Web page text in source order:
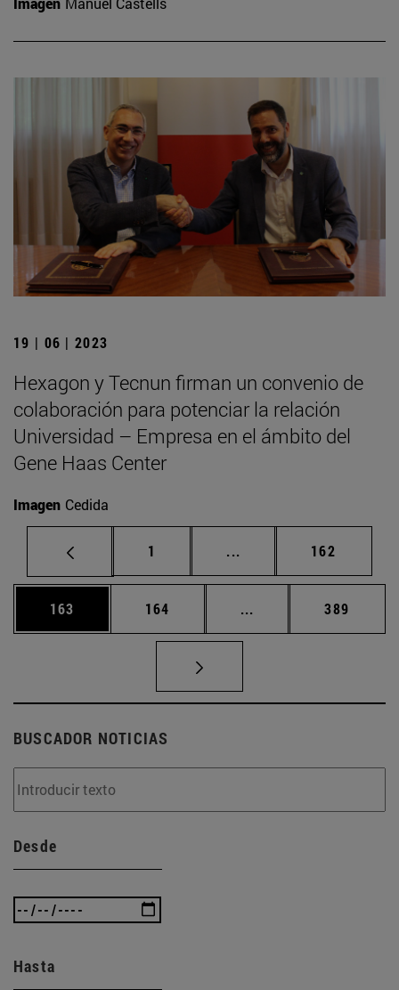
19 | 06 | 2023
Hexagon y Tecnun firman un convenio de
colaboración para potenciar la relación
Universidad – Empresa en el ámbito del
Gene Haas Center
Imagen Cedida
Página
1 ... Páginas intermedias
Página
162
Página
163 Página
164 ... Páginas intermedias
Página
389
BUSCADOR NOTICIAS
Desde
Hasta